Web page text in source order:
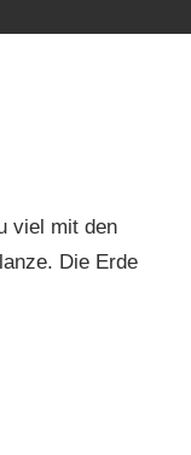
viel mit den
Die Erde